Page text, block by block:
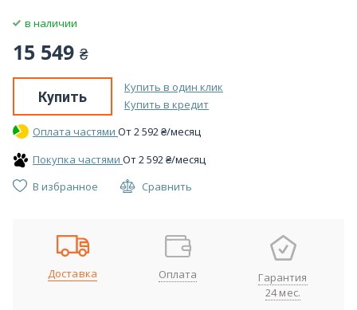
в наличии
15 549 ₴
Купить
Купить в один клик
Купить в кредит
Оплата частями От2 592₴/месяц
Покупка частями От2 592₴/месяц
В избранное
Сравнить
Доставка Оплата
Гарантия
24 мес.